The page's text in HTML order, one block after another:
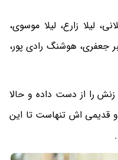
لیلا زارع، لیلا موسوی،
جعفری، هوشنگ رادی پور،
را از دست داده و حالا
قدیمی اش تنهاست تا این